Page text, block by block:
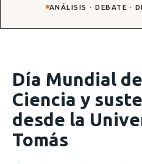
ANÁLISIS · DEBATE ·
Día Mundial
Ciencia y
desde la
Tomás